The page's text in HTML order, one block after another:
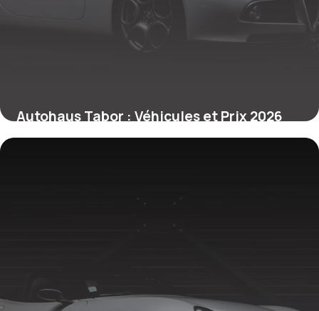
Autohaus Tabor : Véhicules et Prix 2026
2 juillet 2026